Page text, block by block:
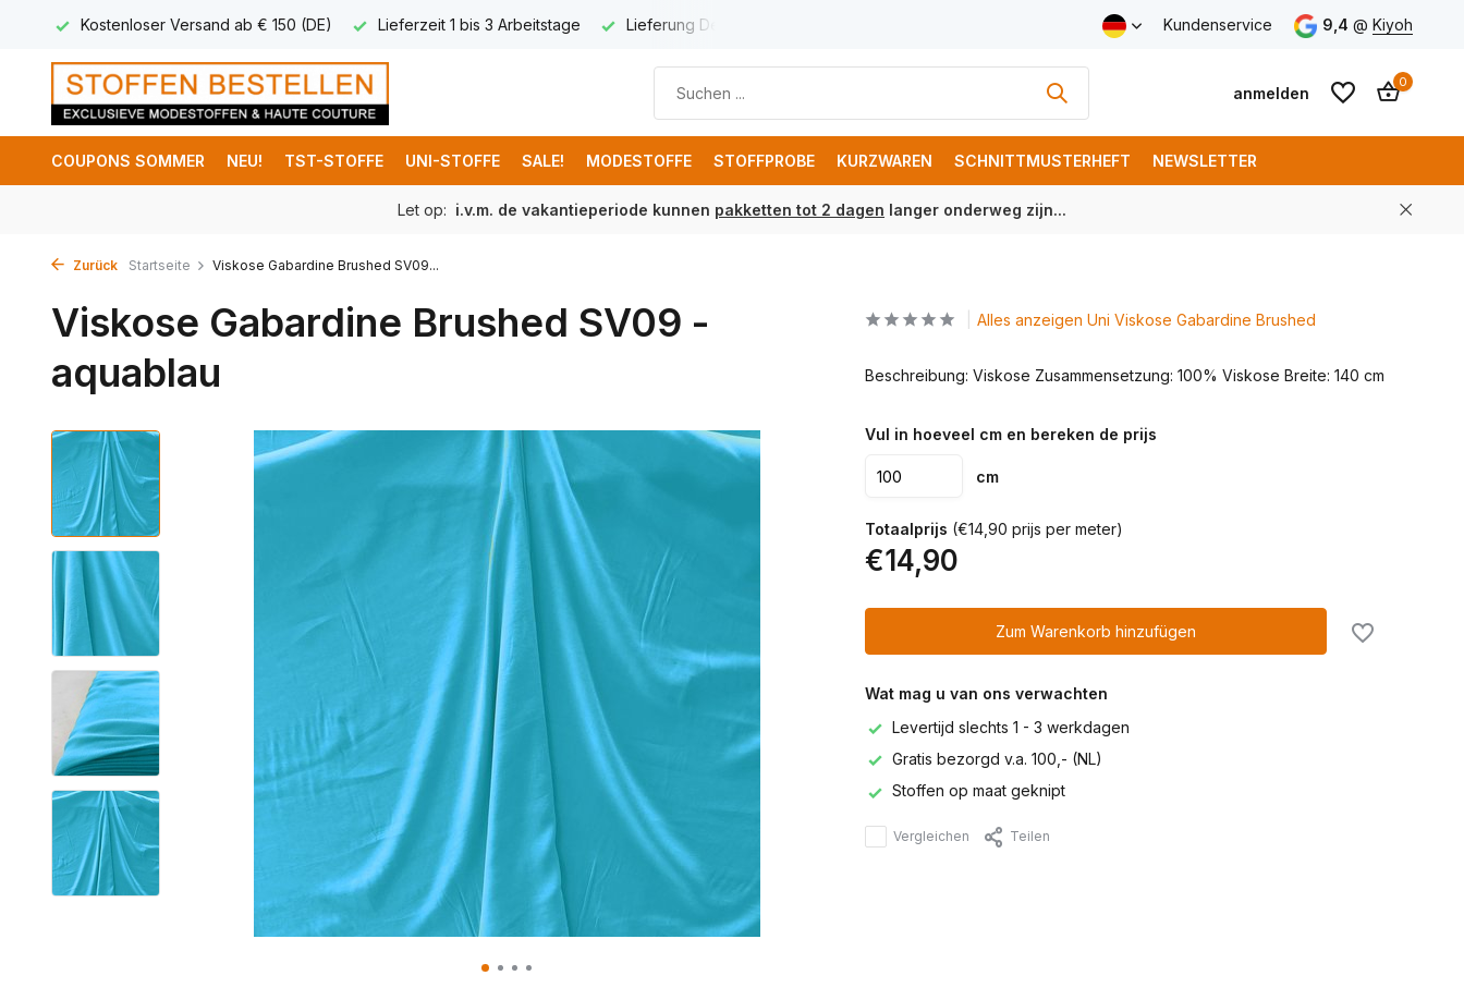
Kostenloser Versand ab € 150 (DE) Lieferzeit 1 bis 3 Arbeitstage Lieferung Deutschland € 8,95 Kostenloser Versand ab € 150 (DE) Kundenservice 9,4 @ Kiyoh
anmelden
anlegen
0
COUPONS SOMMER NEU! TST-STOFFE UNI-STOFFE SALE! MODESTOFFE STOFFPROBE KURZWAREN SCHNITTMUSTERHEFT NEWSLETTER
Let op: i.v.m. de vakantieperiode kunnen pakketten tot 2 dagen langer onderweg zijn...
Zurück Startseite Viskose Gabardine Brushed SV09...
Viskose Gabardine Brushed SV09 -
aquablau
Alles anzeigen Uni Viskose Gabardine Brushed
Beschreibung: Viskose Zusammensetzung: 100% Viskose Breite: 140 cm
Vul in hoeveel cm en bereken de prijs
cm
Totaalprijs (€14,90 prijs per meter)
€14,90
Zum Warenkorb hinzufügen
Wat mag u van ons verwachten
Levertijd slechts 1 - 3 werkdagen
Gratis bezorgd v.a. 100,- (NL)
Stoffen op maat geknipt
Vergleichen Teilen